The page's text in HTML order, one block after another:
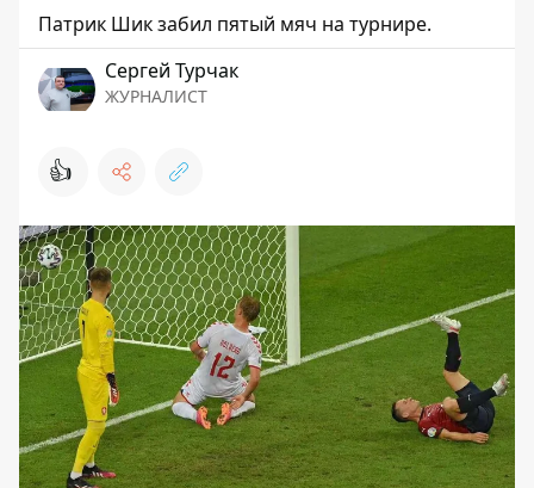
Патрик Шик забил пятый мяч на турнире.
Сергей Турчак
ЖУРНАЛИСТ
👍